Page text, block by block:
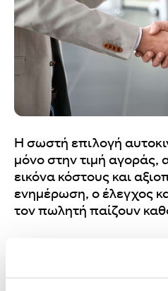
Η σωστή επιλογή
μόνο στην τιμή αγοράς,
εικόνα κόστους και
ενημέρωση, ο έλεγχος
τον πωλητή παίζουν
στον πλήρη